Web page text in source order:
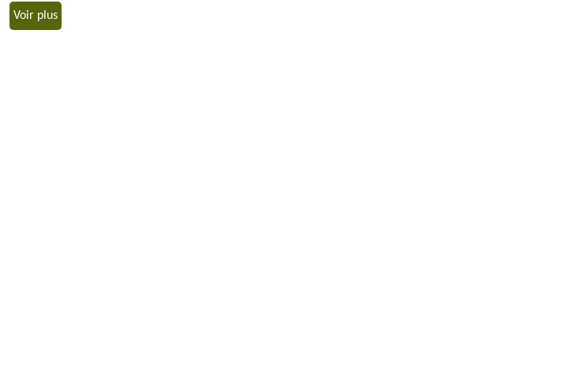
Voir plus